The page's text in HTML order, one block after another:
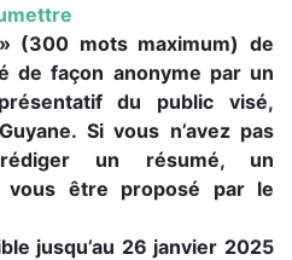
(300 mots maximum) de
de façon anonyme par un
du public visé,
Si vous n’avez pas
un résumé, un
vous être proposé par le
jusqu’au 26 janvier 2025